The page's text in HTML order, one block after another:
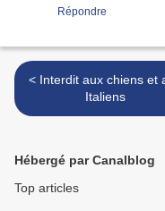
Répondre
< Interdit aux chiens et aux
Italiens
Hébergé par Canalblog
Top articles